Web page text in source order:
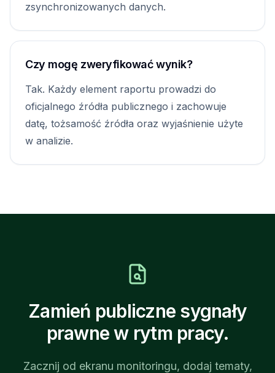
zsynchronizowanych danych.
Czy mogę zweryfikować wynik?
Tak. Każdy element raportu prowadzi do
oficjalnego źródła publicznego i zachowuje
datę, tożsamość źródła oraz wyjaśnienie użyte
w analizie.
Zamień publiczne sygnały
prawne w rytm pracy.
Zacznij od ekranu monitoringu, dodaj tematy,